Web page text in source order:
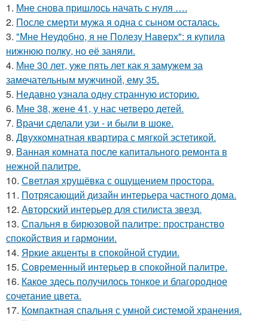
1. Мне снова пришлось начать с нуля ….
2. После смерти мужа я одна с сыном осталась.
3. "Мне Неудобно, я не Полезу Наверх": я купила
нижнюю полку, но её заняли.
4. Мне 30 лет, уже пять лет как я замужем за
замечательным мужчиной, ему 35.
5. Недавно узнала одну странную историю.
6. Мне 38, жене 41, у нас четверо детей.
7. Врачи сделали узи - и были в шоке.
8. Двухкомнатная квартира с мягкой эстетикой.
9. Ванная комната после капитального ремонта в
нежной палитре.
10. Светлая хрущёвка с ощущением простора.
11. Потрясающий дизайн интерьера частного дома.
12. Авторский интерьер для стилиста звезд.
13. Спальня в бирюзовой палитре: пространство
спокойствия и гармонии.
14. Яркие акценты в спокойной студии.
15. Современный интерьер в спокойной палитре.
16. Какое здесь получилось тонкое и благородное
сочетание цвета.
17. Компактная спальня с умной системой хранения.